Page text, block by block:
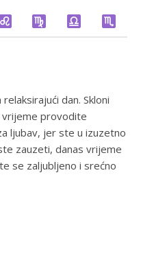
dan. Skloni
provodite
ljubav, jer ste u izuzetno
zauzeti, danas vrijeme
se zaljubljeno i srećno